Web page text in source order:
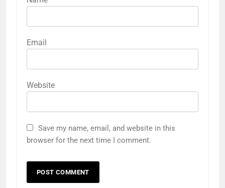
Email
Website
Save my name, email, and website in this
browser for the next time I comment.